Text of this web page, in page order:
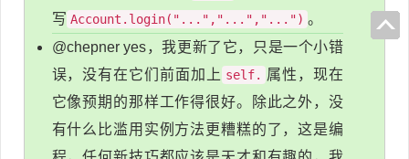
写 Account.login("...","...","...") 。
@chepner yes，我更新了它，只是一个小错
误，没有在它们前面加上 self. 属性，现在
它像预期的那样工作得很好。除此之外，没
有什么比滥用实例方法更糟糕的了，这是编